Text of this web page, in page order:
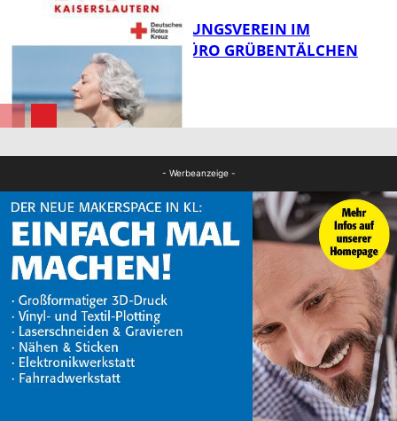
DRK BETREUUNGSVEREIN IM
STADTTEILBÜRO GRÜBENTÄLCHEN
- Werbeanzeige -